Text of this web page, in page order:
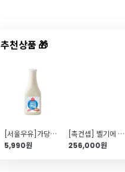
추천상품 🎁
[서울우유]가당연유(500g)
5,990원
[촉컨셉] 벨기에 프리미엄 화이트 커버춰 초콜릿(10kg\/커버처)
256,000원
브랜드샵신상품